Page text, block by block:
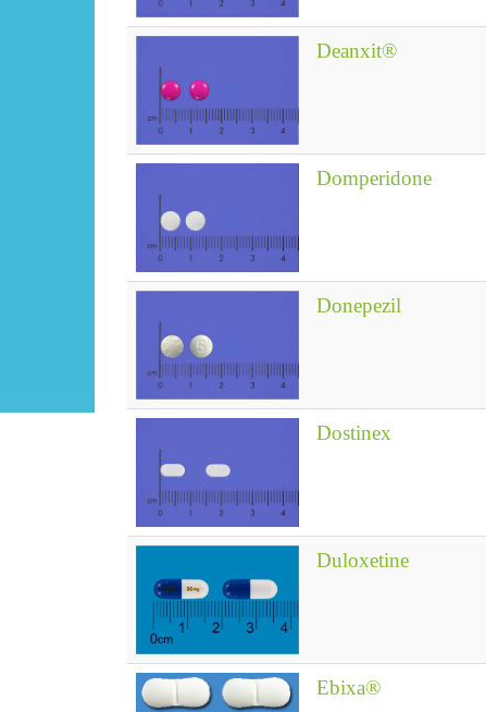
Deanxit®
Domperidone
Donepezil
Dostinex
Duloxetine
Ebixa®